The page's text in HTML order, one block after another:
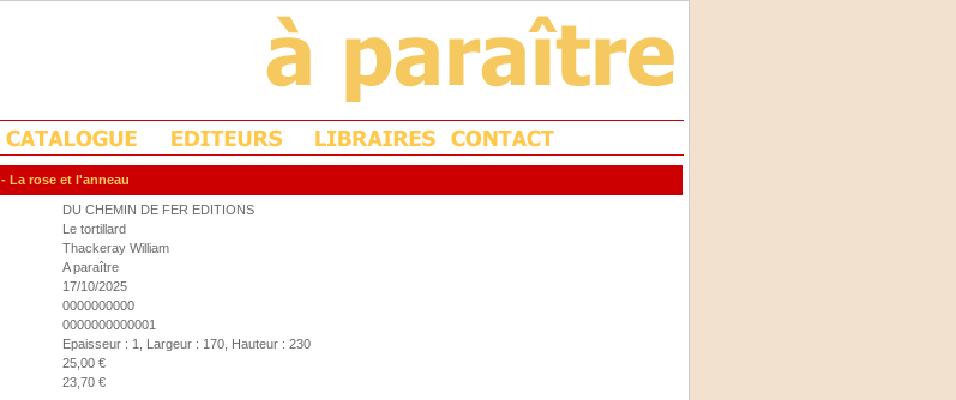
- La rose et l'anneau
DU CHEMIN DE FER EDITIONS
Le tortillard
Thackeray William
A paraître
17/10/2025
0000000000
0000000000001
Epaisseur : 1, Largeur : 170, Hauteur : 230
25,00 €
23,70 €